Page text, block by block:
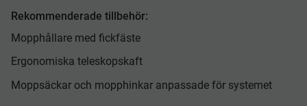
Rekommenderade tillbehör:
Mopphållare med fickfäste
Ergonomiska teleskopskaft
Moppsäckar och mopphinkar anpassade för systemet